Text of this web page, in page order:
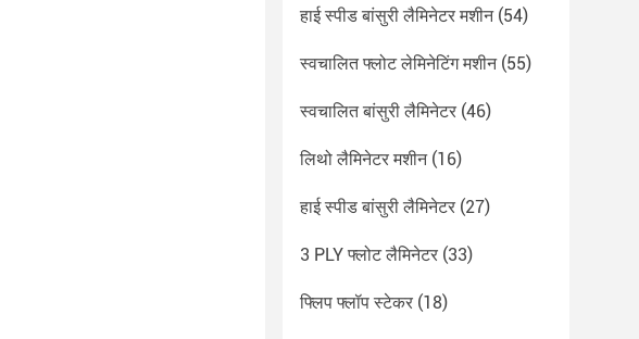
हाई स्पीड बांसुरी लैमिनेटर मशीन(54)
स्वचालित फ्लोट लेमिनेटिंग मशीन(55)
स्वचालित बांसुरी लैमिनेटर (46)
लिथो लैमिनेटर मशीन(16)
हाई स्पीड बांसुरी लैमिनेटर (27)
3 PLY फ्लोट लैमिनेटर (33)
फ्लिप फ्लॉप स्टेकर (18)